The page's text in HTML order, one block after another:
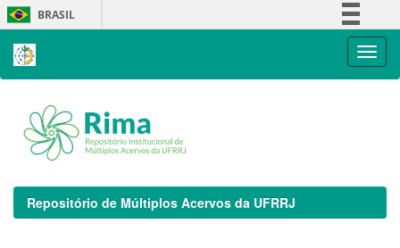
Skip
navigation
BRASIL
Repositório de Múltiplos Acervos da UFRRJ